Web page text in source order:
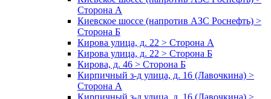
Сторона А
Киевское шоссе (напротив АЗС Роснефть) >
Сторона Б
Кирова улица, д. 22 > Сторона А
Кирова улица, д. 22 > Сторона Б
Кирова, д. 46 > Сторона Б
Кирпичный з-д улица, д. 16 (Лавочкина) >
Сторона А
Кирпичный з-д улица, д. 16 (Лавочкина) >